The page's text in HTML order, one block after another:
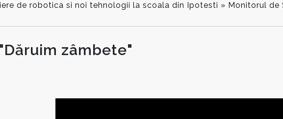
de robotica si noi tehnologii la scoala din Ipotesti » Monitorul de
zâmbete"